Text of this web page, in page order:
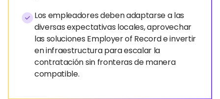
Los empleadores deben adaptarse a las
diversas expectativas locales, aprovechar
las soluciones Employer of Record e invertir
en infraestructura para escalar la
contratación sin fronteras de manera
compatible.